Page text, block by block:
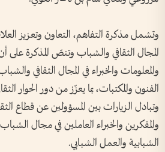
وتشمل مذكرة التفاهم، التعاون وتعزيز
المجال الثقافي والشباب وتنصّ المذكرة على
والمعلومات والخبراء في المجال الثقافي
الفنون والمكتبات، بما يعزّز من دور الحوار
وتبادل الزيارات بين المسؤولين عن قطاع
والمفكرين والخبراء العاملين في مجال
الشبابية والعمل الشبابي.